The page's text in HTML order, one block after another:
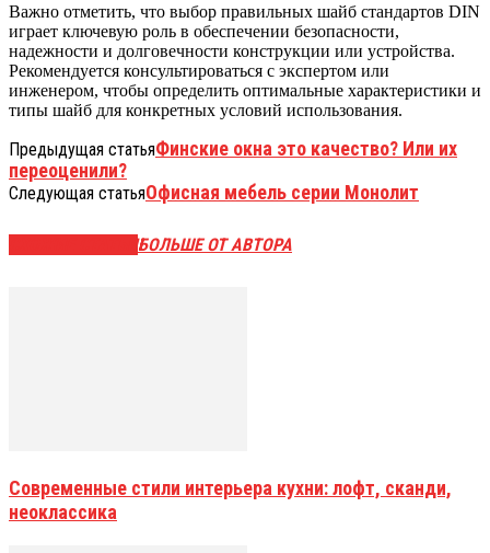
Важно отметить, что выбор правильных шайб стандартов DIN
играет ключевую роль в обеспечении безопасности,
надежности и долговечности конструкции или устройства.
Рекомендуется консультироваться с экспертом или
инженером, чтобы определить оптимальные характеристики и
типы шайб для конкретных условий использования.
Предыдущая статьяФинские окна это качество? Или их
переоценили?
Следующая статьяОфисная мебель серии Монолит
БОЛЬШЕ ОТ АВТОРА
Современные стили интерьера кухни: лофт, сканди,
неоклассика